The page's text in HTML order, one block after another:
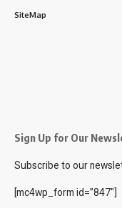
SiteMap
Sign Up for Our
Subscribe to our
[mc4wp_form id=”847″]